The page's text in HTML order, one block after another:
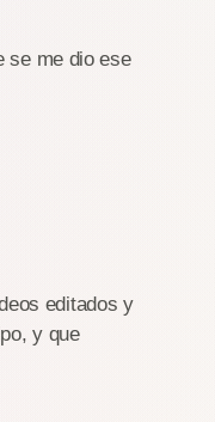
se me dio ese
editados y
y que